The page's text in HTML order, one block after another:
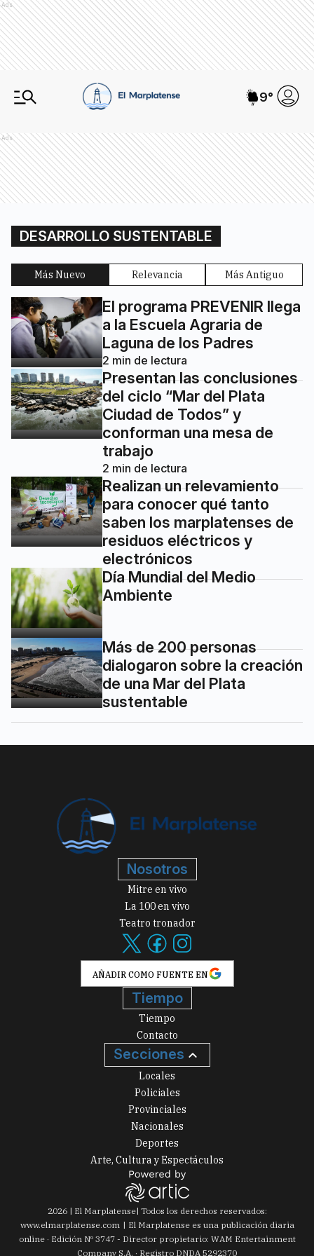
Ads
9°
Ads
DESARROLLO SUSTENTABLE
Más Nuevo Relevancia Más Antiguo
El programa PREVENIR llega
a la Escuela Agraria de
Laguna de los Padres
2 min de lectura
Presentan las conclusiones
del ciclo “Mar del Plata
Ciudad de Todos” y
conforman una mesa de
trabajo
2 min de lectura
Realizan un relevamiento
para conocer qué tanto
saben los marplatenses de
residuos eléctricos y
electrónicos
Día Mundial del Medio
Ambiente
Más de 200 personas
dialogaron sobre la creación
de una Mar del Plata
sustentable
Nosotros
Mitre en vivo
La 100 en vivo
Teatro tronador
AÑADIR COMO FUENTE EN
Tiempo
Tiempo
Contacto
Secciones
Locales
Policiales
Provinciales
Nacionales
Deportes
Arte, Cultura y Espectáculos
2026| El Marplatense| Todos los derechos reservados:
www.elmarplatense.com
El Marplatense es una publicación diaria
online · Edición Nº 3747- Director propietario: WAM Entertainment
Company S.A. · Registro DNDA 5292370